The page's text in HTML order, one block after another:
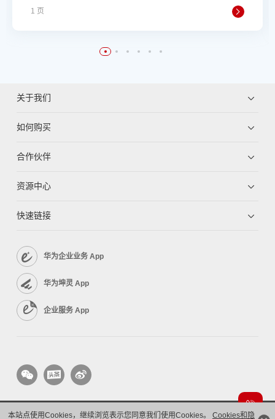
本站点使用Cookies，继续浏览表示您同意我们使用Cookies。 Cookies和隐
1 页
关于我们
如何购买
合作伙伴
资源中心
快速链接
华为企业业务 App
华为坤灵 App
企业服务 App
版权所有 © 华为技术有限公司 1998-2026。 保留一切权利。粤A2-20044005号